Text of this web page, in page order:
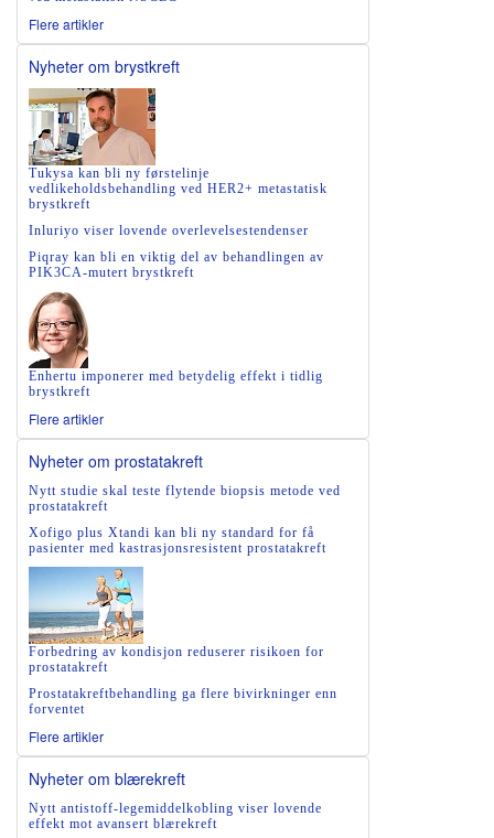
Flere artikler
Nyheter om brystkreft
Tukysa kan bli ny førstelinje
vedlikeholdsbehandling ved HER2+ metastatisk
brystkreft
Inluriyo viser lovende overlevelsestendenser
Piqray kan bli en viktig del av behandlingen av
PIK3CA-mutert brystkreft
Enhertu imponerer med betydelig effekt i tidlig
brystkreft
Flere artikler
Nyheter om prostatakreft
Nytt studie skal teste flytende biopsis metode ved
prostatakreft
Xofigo plus Xtandi kan bli ny standard for få
pasienter med kastrasjonsresistent prostatakreft
Forbedring av kondisjon reduserer risikoen for
prostatakreft
Prostatakreftbehandling ga flere bivirkninger enn
forventet
Flere artikler
Nyheter om blærekreft
Nytt antistoff-legemiddelkobling viser lovende
effekt mot avansert blærekreft